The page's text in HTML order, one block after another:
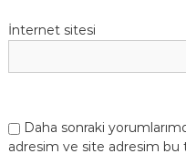
İnternet sitesi
Daha sonraki
adresim ve site adresim bu